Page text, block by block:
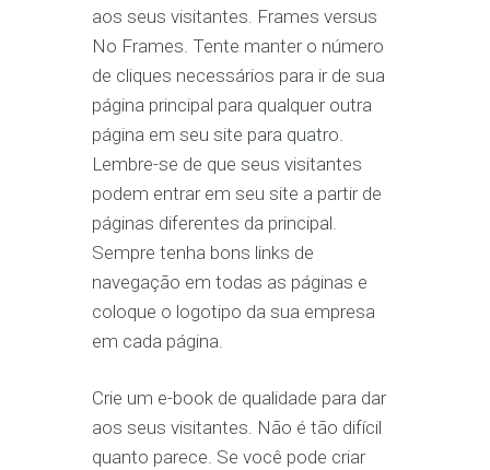
aos seus visitantes. Frames versus
No Frames. Tente manter o número
de cliques necessários para ir de sua
página principal para qualquer outra
página em seu site para quatro.
Lembre-se de que seus visitantes
podem entrar em seu site a partir de
páginas diferentes da principal.
Sempre tenha bons links de
navegação em todas as páginas e
coloque o logotipo da sua empresa
em cada página.
Crie um e-book de qualidade para dar
aos seus visitantes. Não é tão difícil
quanto parece. Se você pode criar